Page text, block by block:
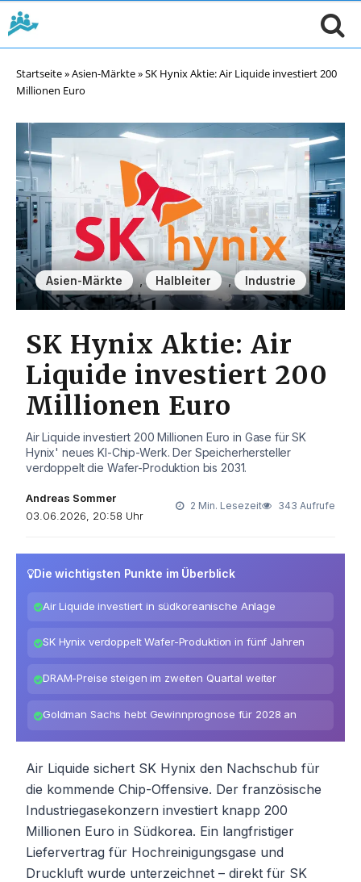
Startseite»Asien-Märkte»SK Hynix Aktie: Air Liquide investiert 200
Millionen Euro
Asien-Märkte , Halbleiter , Industrie
SK Hynix Aktie: Air
Liquide investiert 200
Millionen Euro
Air Liquide investiert 200 Millionen Euro in Gase für SK
Hynix' neues KI-Chip-Werk. Der Speicherhersteller
verdoppelt die Wafer-Produktion bis 2031.
Andreas Sommer
03.06.2026, 20:58 Uhr
2 Min. Lesezeit 343 Aufrufe
Die wichtigsten Punkte im Überblick
Air Liquide investiert in südkoreanische Anlage
SK Hynix verdoppelt Wafer-Produktion in fünf Jahren
DRAM-Preise steigen im zweiten Quartal weiter
Goldman Sachs hebt Gewinnprognose für 2028 an
Air Liquide sichert SK Hynix den Nachschub für
die kommende Chip-Offensive. Der französische
Industriegasekonzern investiert knapp 200
Millionen Euro in Südkorea. Ein langfristiger
Liefervertrag für Hochreinigungsgase und
Druckluft wurde unterzeichnet – direkt für SK